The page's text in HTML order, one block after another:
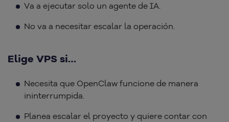
Va a ejecutar solo un agente de IA.
No va a necesitar escalar la operación.
Elige VPS si…
Necesita que OpenClaw funcione de manera
ininterrumpida.
Planea escalar el proyecto y quiere contar con